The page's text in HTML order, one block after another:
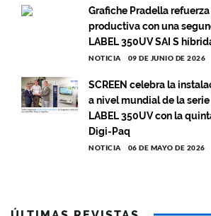
Grafiche Pradella
productiva con una
LABEL 350UV SAI S
NOTICIA 09 DE JUNIO DE 2026
SCREEN celebra la
a nivel mundial de la
LABEL 350UV con la
Digi-Paq
NOTICIA 06 DE MAYO DE 2026